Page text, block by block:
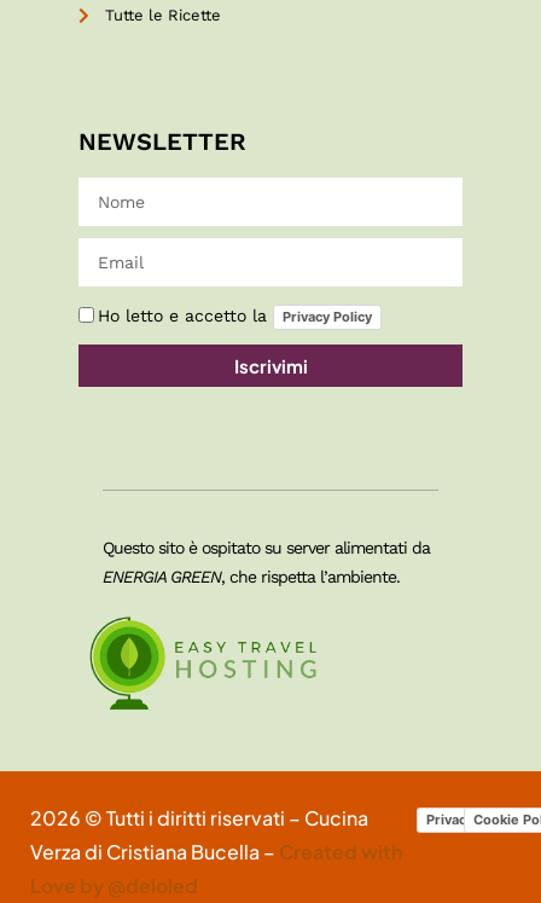
Tutte le Ricette
NEWSLETTER
Ho letto e accetto la Privacy Policy
Iscrivimi
Questo sito è ospitato su server alimentati da
ENERGIA GREEN, che rispetta l’ambiente.
2026 © Tutti i diritti riservati – Cucina
Verza di Cristiana Bucella – Created with
Love by @deloled
Privacy Policy
Cookie